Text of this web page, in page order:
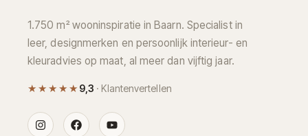
1.750 m² wooninspiratie in Baarn. Specialist in
leer, designmerken en persoonlijk interieur- en
kleuradvies op maat, al meer dan vijftig jaar.
★★★★★ 9,3 · Klantenvertellen